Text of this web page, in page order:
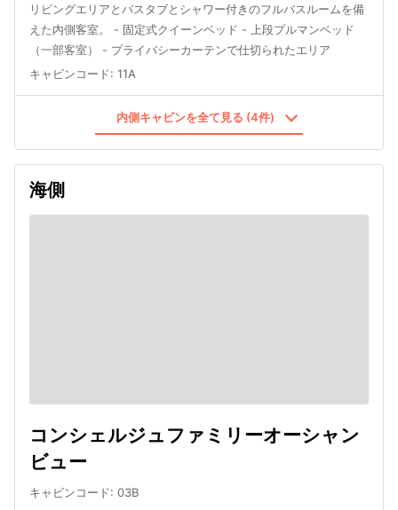
リビングエリアとバスタブとシャワー付きのフルバスルームを備
えた内側客室。 - 固定式クイーンベッド - 上段プルマンベッド
（一部客室） - プライバシーカーテンで仕切られたエリア
キャビンコード: 11A
内側キャビンを全て見る (4件)
海側
コンシェルジュファミリーオーシャン
ビュー
キャビンコード: 03B